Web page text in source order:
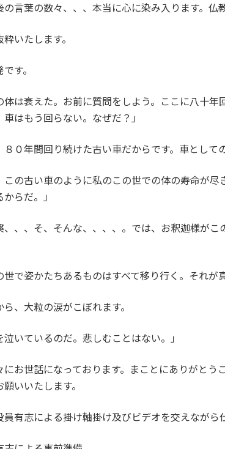
の言葉の数々、、、本当に心に染み入ります。仏
いたします。
す。
体は衰えた。お前に質問をしよう。ここに八十
はもう回らない。なぜだ？」
８０年間回り続けた古い車だからです。車として
この古い車のように私のこの世での体の寿命が
らだ。」
、、、そ、そんな、、、、。では、お釈迦様が
世で姿かたちあるものはすべて移り行く。それが
、大粒の涙がこぼれます。
泣いているのだ。悲しむことはない。」
にお世話になっております。まことにありがとう
いいたします。
員有志による掛け軸掛け及びビデオを交えながら